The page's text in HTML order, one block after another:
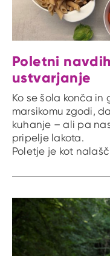
Poletni
ustvarjanje
Ko se šola konča
marsikomu zgodi,
kuhanje – ali pa
pripelje lakota.
Poletje je kot